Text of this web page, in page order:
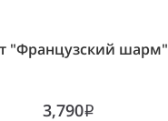
"Французский шарм"
3,790i